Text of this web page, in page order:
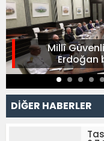
Millî
Erdoğan
DİĞER HABERLER